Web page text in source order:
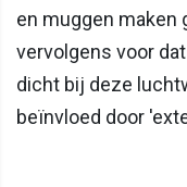
en muggen maken
vervolgens voor
dicht bij deze
beïnvloed door